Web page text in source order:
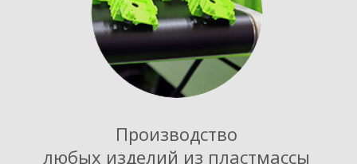
Производство
любых изделий из пластмассы